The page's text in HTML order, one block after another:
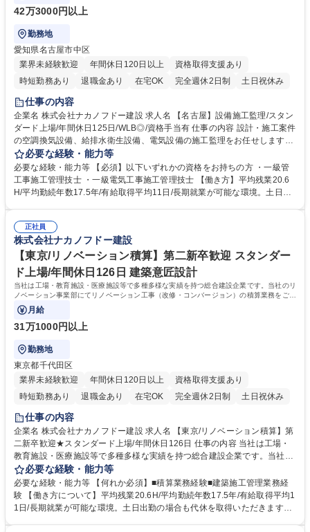
42万3000円以上
勤務地
愛知県名古屋市中区
業界未経験歓迎
年間休日120日以上
資格取得支援あり
時短勤務あり
退職金あり 在宅OK 完全週休2日制 土日祝休み
仕事の内容
企業名 株式会社ナカノフドー建設 求人名 【名古屋】設備施工監理/スタン
ダード上場/年間休日125日/WLB◎/資格手当有 仕事の内容 設計・施工案件
の空調換気設備、給排水衛生設備、電気設備の施工監理をお任せします。
S造・RC造/5，000～10，000平方メートル規模の工場、物流施設、商業
施設を中心にマンション等もお任せする場合があります。 ※勤務は外勤と
内勤半々程度の割合です。 【研修制度】年齢や階層に応じた研修制度、資
格支援制度有◎ 【グローバルに活躍できる環境】売上の約3～4割が海外
い環境を提供することに注力、公的機関から認定を受けました。 募集職種
【名古屋】設備施工監理/スタンダード上場/年間休日125日/WLB◎/資格手
当有
必要な経験・能力等
必要な経験・能力等 【必須】以下いずれかの資格をお持ちの方 ・一級管
工事施工管理技士 ・一級電気工事施工管理技士 【働き方】平均残業20.6
H/平均勤続年数17.5年/有給取得平均11日/長期就業が可能な環境。土日出
に応じた研修制度が充実、資格支援制度もあり。社員ひとりひとりのスキ
ルアップを後押ししています。 学歴・資格 学歴：大学院 大学 高専 短大
専修学校 高校 語学力： 資格：1級電気工事施工管理技士 1級管工事施工管
理技士
正社員
株式会社ナカノフドー建設
【東京/リノベーション積算】第二新卒歓迎 スタンダー
ド上場/年間休日126日 建築意匠設計
当社は工場・教育施設・医療施設等で多種多様な実績を持つ総合建設企業です。当社のリ
ノベーション事業部にてリノベーション工事（改修・コンバージョン）の積算業務をご担
当いただきます。
月給
31万1000円以上
勤務地
東京都千代田区
業界未経験歓迎
年間休日120日以上
資格取得支援あり
時短勤務あり
退職金あり 在宅OK 完全週休2日制 土日祝休み
仕事の内容
企業名 株式会社ナカノフドー建設 求人名 【東京/リノベーション積算】第
二新卒歓迎★スタンダード上場/年間休日126日 仕事の内容 当社は工場・
教育施設・医療施設等で多種多様な実績を持つ総合建設企業です。当社の
リノベーション事業部にてリノベーション工事（改修・コンバージョン）
の積算業務をご担当いただきます。 【業務詳細】■見積図面より数量拾い
■専門業者へ見積依頼及び見積内容確認まとめ■現地調査へ同行■見積書作
成業務など ＜主な工事実績＞■ボートレース江戸川ホール雅改修■東京都
必要な経験・能力等
必要な経験・能力等 【何れか必須】■積算業務経験■建築施工管理業務経
験 【働き方について】平均残業20.6H/平均勤続年数17.5年/有給取得平均1
1日/長期就業が可能な環境。土日出勤の場合も代休を取得いただきます。